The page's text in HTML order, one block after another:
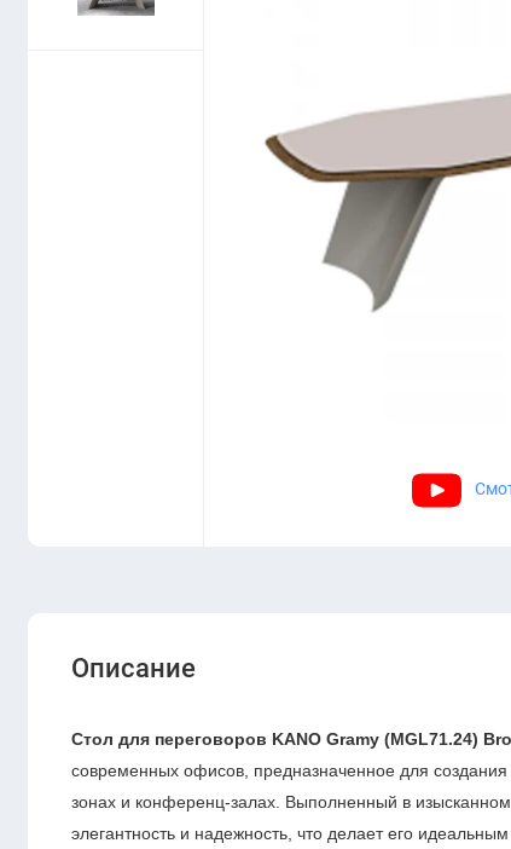
Описание
Стол для переговоров KANO Gramy (MGL71.24)
современных офисов, предназначенное для
зонах и конференц-залах. Выполненный в
элегантность и надежность, что делает его